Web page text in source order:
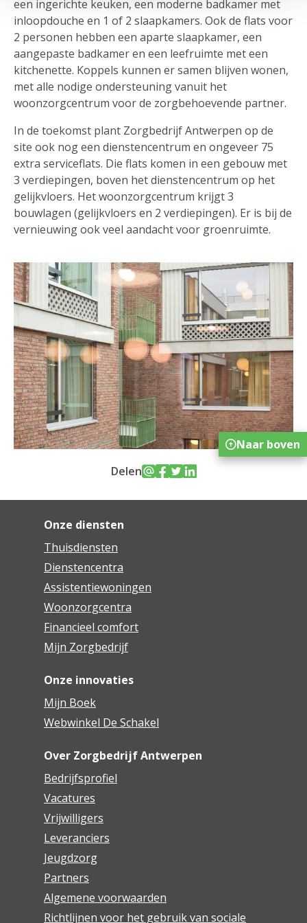
een ingerichte keuken, een moderne badkamer met
inloopdouche en 1 of 2 slaapkamers. Ook de flats voor
2 personen hebben een aparte slaapkamer, een
aangepaste badkamer en een leefruimte met een
kitchenette. Koppels kunnen er samen blijven wonen,
met alle nodige ondersteuning vanuit het
woonzorgcentrum voor de zorgbehoevende partner.
In de toekomst plant Zorgbedrijf Antwerpen op de
site ook nog een dienstencentrum en ongeveer 75
extra serviceflats. Die flats komen in een gebouw met
3 verdiepingen, boven het dienstencentrum op het
gelijkvloers. Het woonzorgcentrum krijgt 3
bouwlagen (gelijkvloers en 2 verdiepingen). Er is bij de
vernieuwing ook veel aandacht voor groenruimte.
Delen
Onze diensten
Thuisdiensten
Dienstencentra
Assistentiewoningen
Woonzorgcentra
Financieel comfort
Mijn Zorgbedrijf
Onze innovaties
Mijn Boek
Webwinkel De Schakel
Over Zorgbedrijf Antwerpen
Bedrijfsprofiel
Vacatures
Vrijwilligers
Leveranciers
Jeugdzorg
Partners
Algemene voorwaarden
Richtlijnen voor het gebruik van sociale
Naar boven